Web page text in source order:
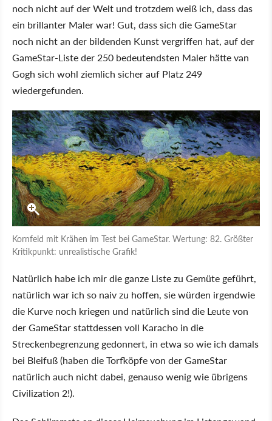
noch nicht auf der Welt und trotzdem weiß ich, dass das
ein brillanter Maler war! Gut, dass sich die GameStar
noch nicht an der bildenden Kunst vergriffen hat, auf der
GameStar-Liste der 250 bedeutendsten Maler hätte van
Gogh sich wohl ziemlich sicher auf Platz 249
wiedergefunden.
Kornfeld mit Krähen im Test bei GameStar. Wertung: 82. Größter
Kritikpunkt: unrealistische Grafik!
Natürlich habe ich mir die ganze Liste zu Gemüte geführt,
natürlich war ich so naiv zu hoffen, sie würden irgendwie
die Kurve noch kriegen und natürlich sind die Leute von
der GameStar stattdessen voll Karacho in die
Streckenbegrenzung gedonnert, in etwa so wie ich damals
bei Bleifuß (haben die Torfköpfe von der GameStar
natürlich auch nicht dabei, genauso wenig wie übrigens
Civilization 2!).